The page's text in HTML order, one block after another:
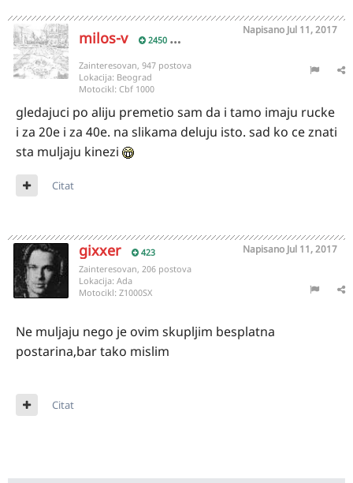
milos-v 2450
Napisano Jul 11, 2017
Zainteresovan, 947 postova
Lokacija: Beograd
Motocikl: Cbf 1000
gledajuci po aliju premetio sam da i tamo imaju rucke
i za 20e i za 40e. na slikama deluju isto. sad ko ce znati
sta muljaju kinezi
Citat
gixxer 423 Napisano Jul 11, 2017
Zainteresovan, 206 postova
Lokacija: Ada
Motocikl: Z1000SX
Ne muljaju nego je ovim skupljim besplatna
postarina,bar tako mislim
Citat